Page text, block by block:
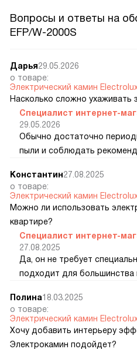
Вопросы и ответы на
EFP/W-2000S
Дарья29.05.2026
о товаре:
Электрический камин
Насколько сложно ухаживать
Специалист интернет-
29.05.2026
Обычно достаточно
пыли и соблюдать
Константин27.08.2025
о товаре:
Электрический камин
Можно ли использовать
квартире?
Специалист интернет-
27.08.2025
Да, он не требует
подходит для большинства
Полина18.03.2025
о товаре:
Электрический камин
Хочу добавить интерьеру
Электрокамин подойдет?